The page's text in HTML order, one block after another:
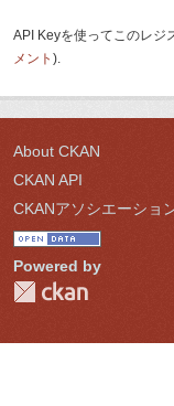
API Keyを使ってこのレジ
メント ).
About CKAN
CKAN API
CKANアソシエーショ
Powered by